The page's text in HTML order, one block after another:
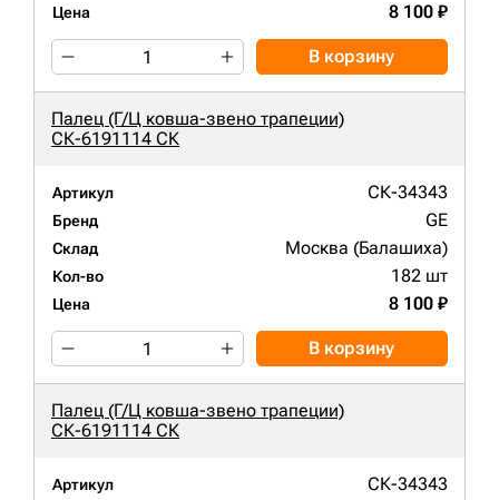
Цена 8 100 ₽
В корзину
Палец (Г/Ц ковша-звено трапеции)
СК-6191114 СК
Артикул СК-34343
Бренд GE
Склад Москва (Балашиха)
Кол-во 182 шт
Цена 8 100 ₽
В корзину
Палец (Г/Ц ковша-звено трапеции)
СК-6191114 СК
Артикул СК-34343